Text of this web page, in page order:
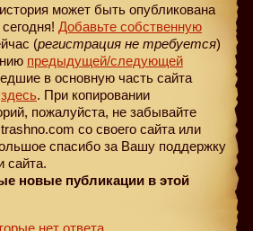
может быть опубликована
Добавьте собственную
(регистрация не требуется)
предыдущей/следующей
в основную часть сайта
здесь. При копировании
пожалуйста, не забывайте
со своего сайта или
спасибо за Вашу поддержку
сайта.
новые публикации в этой
нет ответа